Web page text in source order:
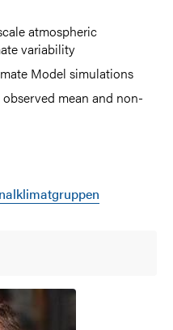
atmospheric
variability
Model simulations
mean and non-